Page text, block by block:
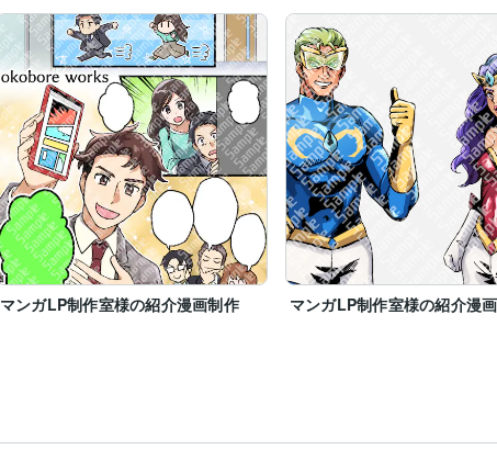
マンガLP制作室様の紹介漫画制作 マンガLP制作室様の紹介漫